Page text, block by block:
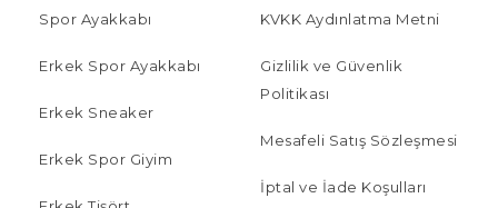
Spor Ayakkabı
Erkek Spor Ayakkabı
Erkek Sneaker
Erkek Spor Giyim
KVKK Aydınlatma Metni
Gizlilik ve Güvenlik
Politikası
Mesafeli Satış Sözleşmesi
İptal ve İade Koşulları